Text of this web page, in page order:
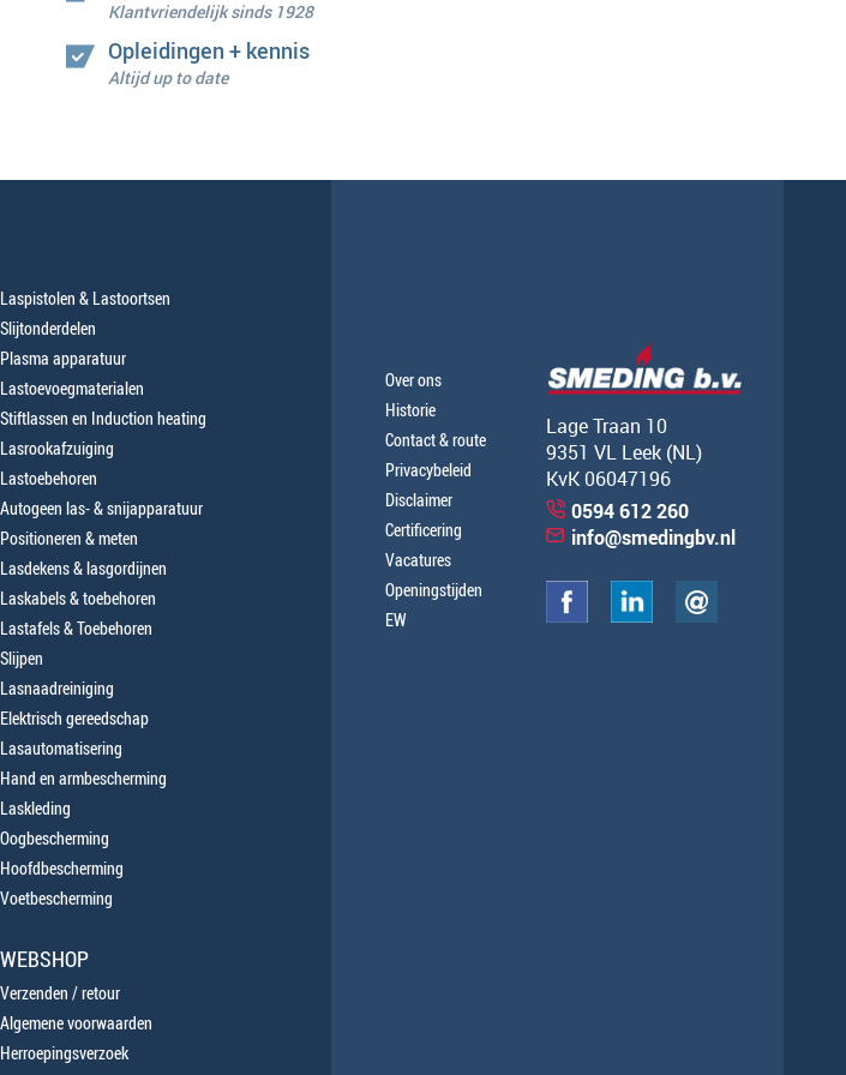
Klantvriendelijk sinds 1928
Opleidingen + kennis
Altijd up to date
Laspistolen & Lastoortsen
Slijtonderdelen
Plasma apparatuur
Lastoevoegmaterialen
Stiftlassen en Induction heating
Lasrookafzuiging
Lastoebehoren
Autogeen las- & snijapparatuur
Positioneren & meten
Lasdekens & lasgordijnen
Laskabels & toebehoren
Lastafels & Toebehoren
Slijpen
Lasnaadreiniging
Elektrisch gereedschap
Lasautomatisering
Hand en armbescherming
Laskleding
Oogbescherming
Hoofdbescherming
Voetbescherming
WEBSHOP
Verzenden / retour
Algemene voorwaarden
Herroepingsverzoek
Over ons
Historie
Contact & route
Privacybeleid
Disclaimer
Certificering
Vacatures
Openingstijden
EW
Lage Traan 10
9351 VL Leek (NL)
KvK 06047196
0594 612 260
info@smedingbv.nl